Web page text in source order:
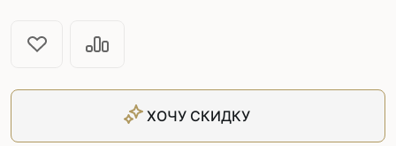
ХОЧУ СКИДКУ